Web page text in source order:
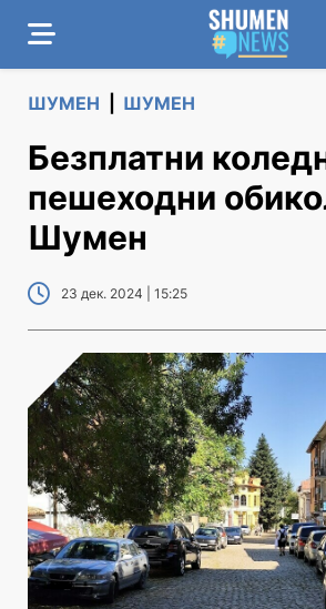
ШУМЕН ШУМЕН
Безплатни
пешеходни
Шумен
23 дек. 2024 | 15:25